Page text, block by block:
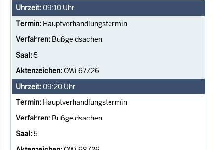
09:10 Uhr
Hauptverhandlungstermin
Bußgeldsachen
5
OWi 67/26
09:20 Uhr
Hauptverhandlungstermin
Bußgeldsachen
5